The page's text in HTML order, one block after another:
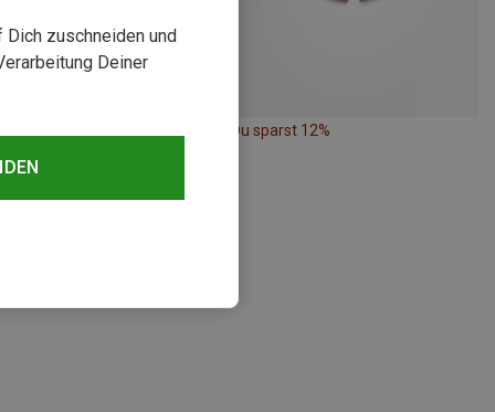
Du sparst 12%
zuschneiden und
Deiner